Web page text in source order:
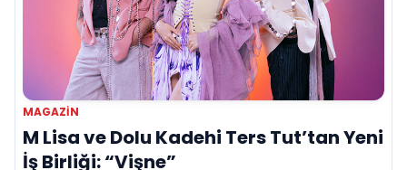
MAGAZİN
M Lisa ve Dolu Kadehi Ters Tut’tan Yeni
İş Birliği: “Vişne”